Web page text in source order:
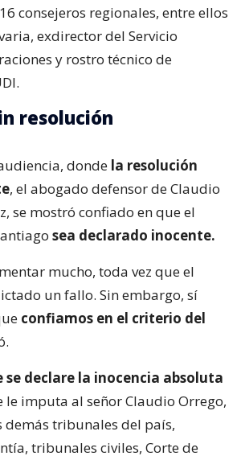
consejeros regionales, entre ellos
exdirector del Servicio
y rostro técnico de
resolución
donde la resolución
, el abogado defensor de Claudio
se mostró confiado en que el
sea declarado inocente.
mucho, toda vez que el
un fallo. Sin embargo, sí
confiamos en el criterio del
se declare la inocencia absoluta
le imputa al señor Claudio Orrego,
demás tribunales del país,
tribunales civiles, Corte de